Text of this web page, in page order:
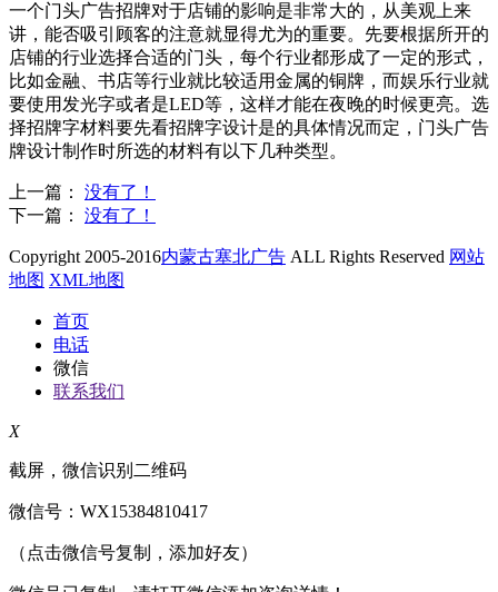
一个门头广告招牌对于店铺的影响是非常大的，从美观上来
讲，能否吸引顾客的注意就显得尤为的重要。先要根据所开的
店铺的行业选择合适的门头，每个行业都形成了一定的形式，
比如金融、书店等行业就比较适用金属的铜牌，而娱乐行业就
要使用发光字或者是LED等，这样才能在夜晚的时候更亮。选
择招牌字材料要先看招牌字设计是的具体情况而定，门头广告
牌设计制作时所选的材料有以下几种类型。
上一篇： 没有了！
下一篇： 没有了！
Copyright 2005-2016内蒙古塞北广告 ALL Rights Reserved 网站
地图 XML地图
首页
电话
微信
联系我们
X
截屏，微信识别二维码
微信号： WX15384810417
（点击微信号复制，添加好友）